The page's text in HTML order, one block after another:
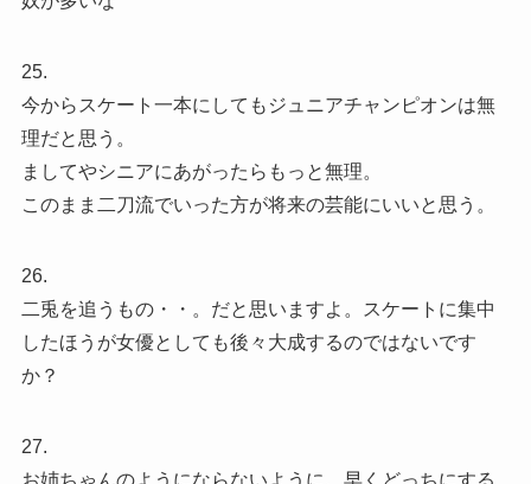
25.
今からスケート一本にしてもジュニアチャンピオンは無
理だと思う。
ましてやシニアにあがったらもっと無理。
このまま二刀流でいった方が将来の芸能にいいと思う。
26.
二兎を追うもの・・。だと思いますよ。スケートに集中
したほうが女優としても後々大成するのではないです
か？
27.
お姉ちゃんのようにならないように、早くどっちにする